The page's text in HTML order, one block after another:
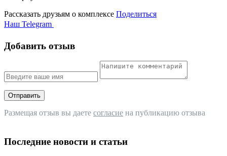
Рассказать друзьям о комплексе Поделиться
Наш Telegram
Добавить отзыв
Отправить
Размещая отзыв вы даете согласие на публикацию отзыва
Последние новости и статьи